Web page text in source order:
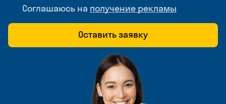
Соглашаюсь на получение рекламы
Оставить заявку